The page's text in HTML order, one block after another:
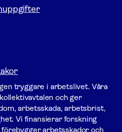
tryggare i arbetslivet. Våra
och ger
arbetsskada, arbetsbrist,
Vi finansierar forskning
arbets­skador och